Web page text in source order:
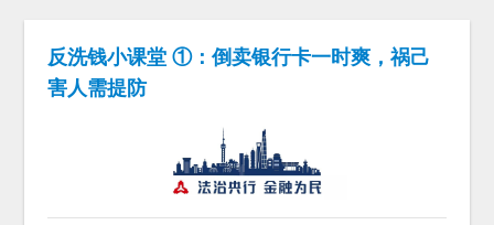
反洗钱小课堂 ①：倒卖银行卡一时爽，祸己
害人需提防